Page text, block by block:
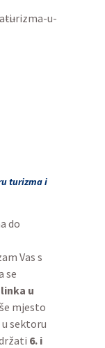
turizma i
do
Vas s
se
u
mjesto
sektoru
6. i